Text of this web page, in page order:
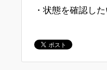
・状態を確認し